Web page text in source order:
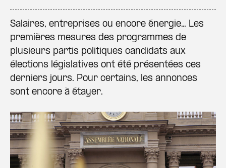
Salaires, entreprises ou encore énergie… Les
premières mesures des programmes de
plusieurs partis politiques candidats aux
élections législatives ont été présentées ces
derniers jours. Pour certains, les annonces
sont encore à étayer.